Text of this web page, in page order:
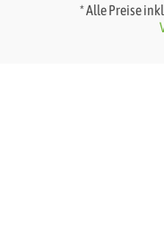
* Alle Preise